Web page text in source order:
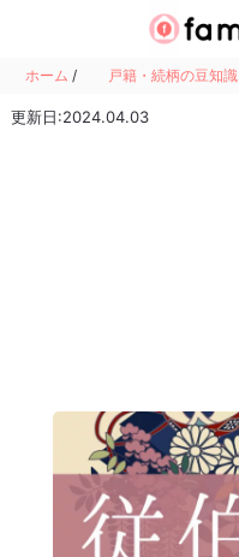
ホーム / 戸籍・続柄の豆知識
更新日:2024.04.03